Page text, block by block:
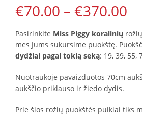
chosen
the
product
page
€70.00 – €370.00
Pasirinkite Miss Piggy koralinių
mes Jums sukursime puokštę.
dydžiai pagal tokią seką: 19, 39, 55,
Nuotraukoje pavaizduotos 70cm
aukščio priklauso ir žiedo dydis.
Prie šios rožių puokštės puikiai tiks